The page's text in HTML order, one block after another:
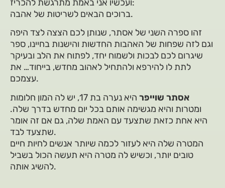
ועכשיו אני באמת מתרגשת להכריז:
ברוכים הבאים לשריטות של אהבה.
זהו ספרה השני של אסתר, שנותן לכם הצצה לצד היפה
וגם לזה שפחות של האהבות החדשות והישנות בחיינו, ספר
שיגרום לכם לבכות ולשמוח יחד, לפתוח את הלב ובעיקר
לתת לו להירפא ולהתחיל לאהוב מחדש, בייחוד… את
עצמכם.
אסתר שוייפר
היא נערה בת 17, יש לה המון חלומות
ומטרות והיא מגשימה אותם בכל יום מחדש בדרך שלה.
היא אחת כזאת שתצעד עם האמת שלה, גם אם זה אומר
שתצעד לבד.
המטרה שלה היא לעזור לכמה שיותר אנשים לחיות חיים
טובים יותר, וכשיש לה מטרה היא תעשה הכול בשביל
להשיג אותה.